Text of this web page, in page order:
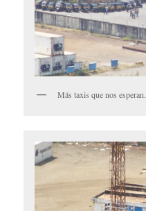
Más taxis que nos esperan.